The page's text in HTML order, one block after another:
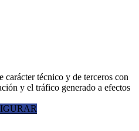
técnico y de terceros con
y el tráfico generado a efectos